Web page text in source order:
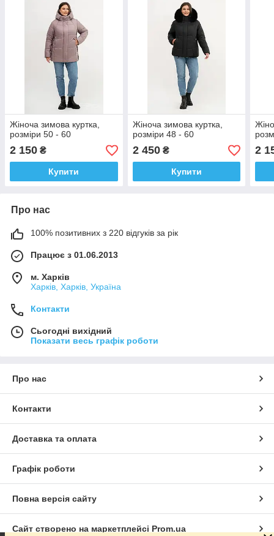
Жіноча зимова куртка,
розміри 50 - 60
2 150 ₴
Купити
Жіноча зимова куртка,
розміри 48 - 60
2 450₴
Купити
2
Про нас
100% позитивних з 220 відгуків за рік
Працює з 01.06.2013
м. Харків
Харків, Харків, Україна
Контакти
Сьогодні вихідний
Показати весь графік роботи
Про нас
Контакти
Доставка та оплата
Графік роботи
Повна версія сайту
Сайт створено на маркетплейсі Prom.ua